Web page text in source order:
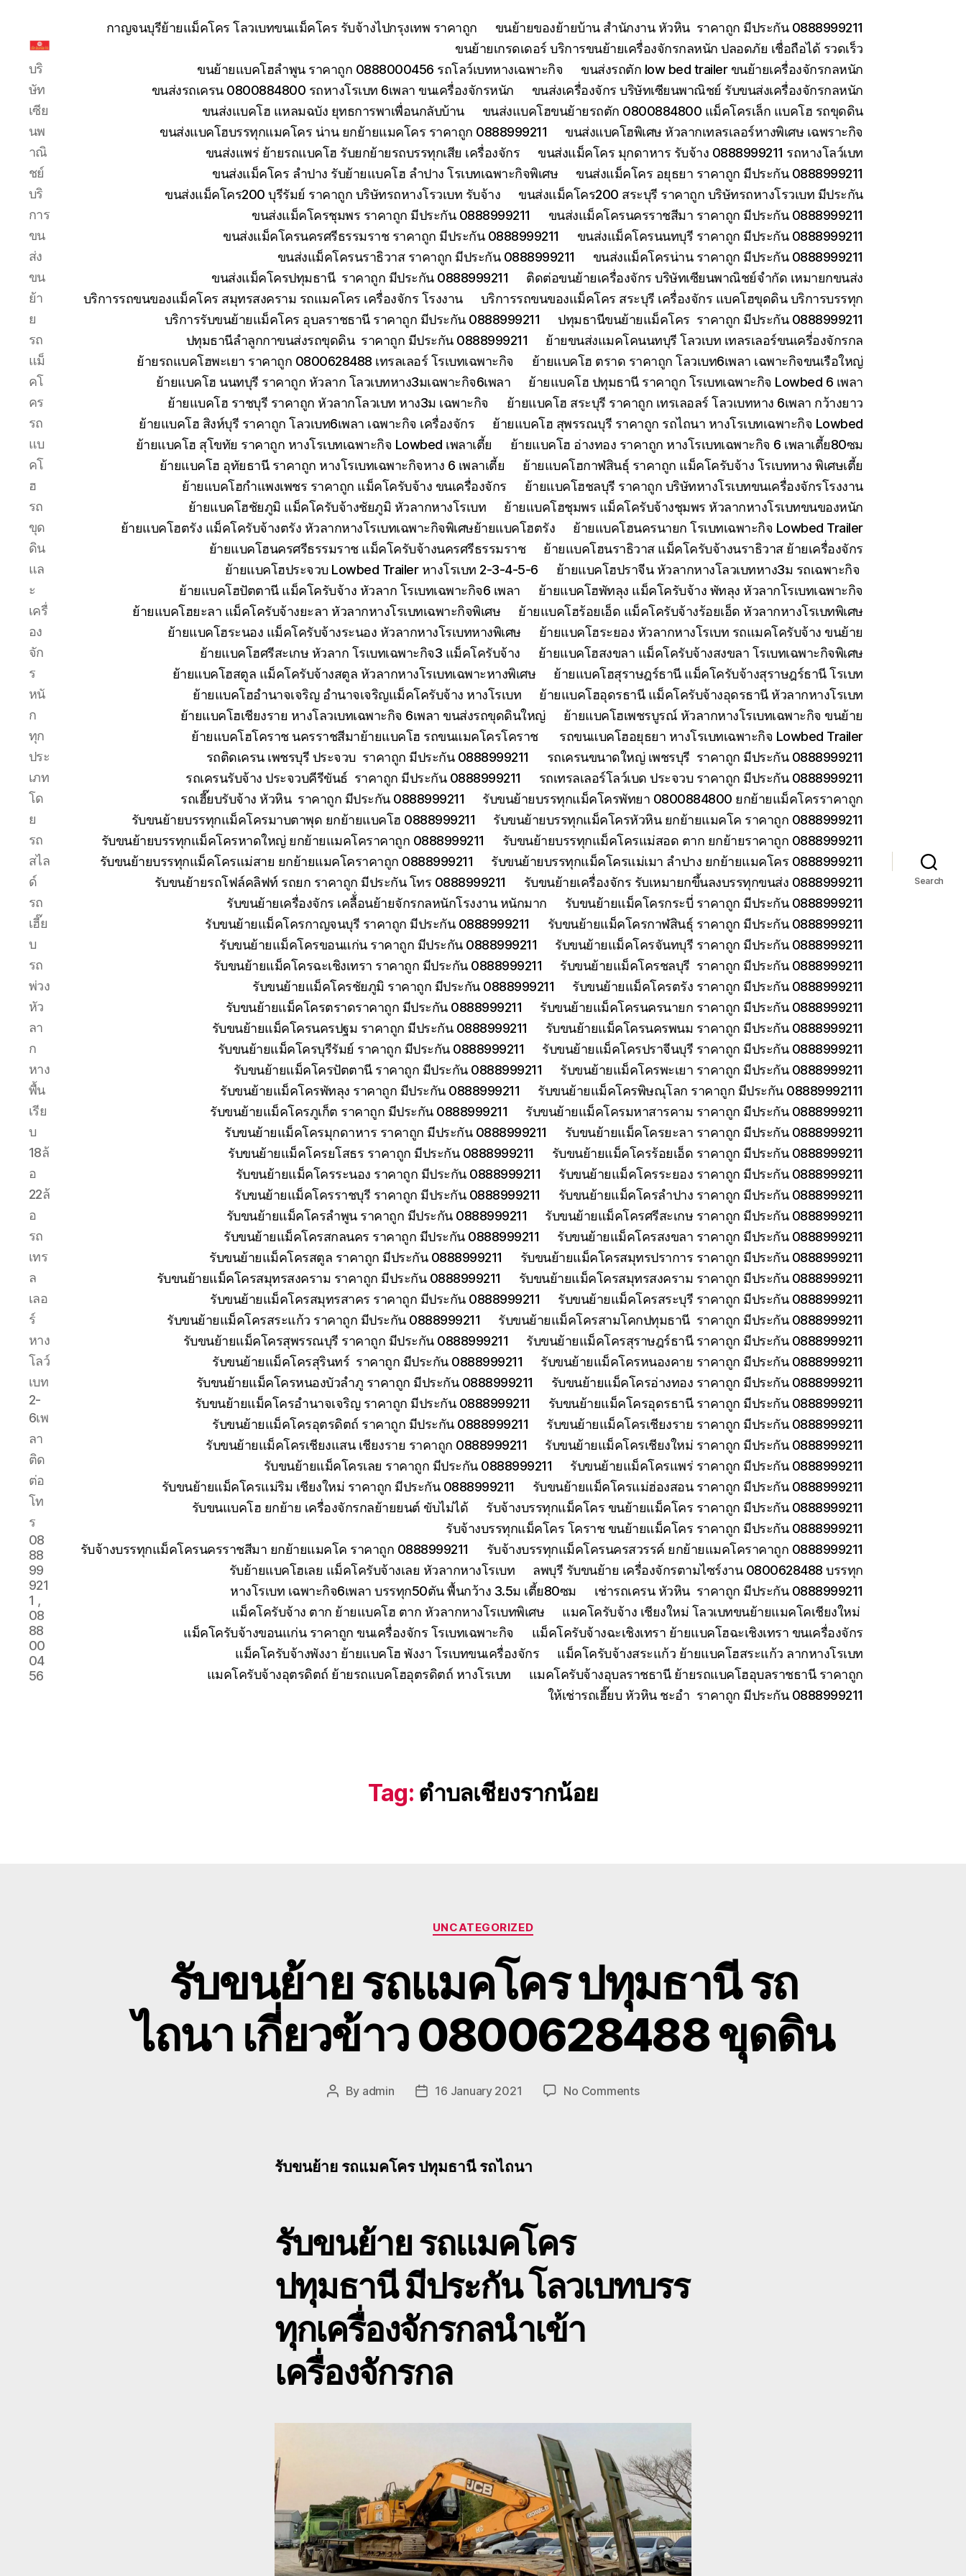
ขน
ย้าย
รถ
โฮ
ทั่ว
ประเทศ.com
บริ
ษัท
เซีย
นพ
าณิ
ชย์
บริ
การ
ขน
ส่ง
ขน
ย้า
ย
รถ
แม็
คโ
คร
รถ
แบ
คโ
ฮ
รถ
ขุด
ดิน
แล
ะ
เครื่
อง
จัก
ร
หนั
ก
ทุก
ประ
เภท
โด
ย
รถ
สไล
ด์
รถ
เฮี๊ย
บ
รถ
พ่วง
หัว
ลา
ก
หาง
พื้น
เรีย
บ
18ล้
อ
22ล้
อ
รถ
เทร
ล
เลอ
ร์
หาง
โลว์
เบท
2-
6เพ
ลา
ติด
ต่อ
โท
ร
08
88
99
921
1 ,
08
88
00
04
56
กาญจนบุรีย้ายแม็คโคร โลวเบทขนแม็คโคร รับจ้างไปกรุงเทพ ราคาถูก
ขนย้ายของย้ายบ้าน สำนักงาน หัวหิน ราคาถูก มีประกัน 0888999211
ขนย้ายเกรดเดอร์ บริการขนย้ายเครื่องจักรกลหนัก ปลอดภัย เชื่อถือได้ รวดเร็ว
ขนย้ายแบคโฮลำพูน ราคาถูก 0888000456 รถโลว์เบทหางเฉพาะกิจ
ขนส่งรถตัก low bed trailer ขนย้ายเครื่องจักรกลหนัก
ขนส่งรถเครน 0800884800 รถหางโรเบท 6เพลา ขนเครื่องจักรหนัก
ขนส่งเครื่องจักร บริษัทเซียนพาณิชย์ รับขนส่งเครื่องจักรกลหนัก
ขนส่งแบคโฮ แหลมฉบัง ยุทธการพาเพื่อนกลับบ้าน
ขนส่งแบคโฮขนย้ายรถตัก 0800884800 แม็คโครเล็ก แบคโฮ รถขุดดิน
ขนส่งแบคโฮบรรทุกแมคโคร น่าน ยกย้ายแมคโคร ราคาถูก 0888999211
ขนส่งแบคโฮพิเศษ หัวลากเทลรเลอร์หางพิเศษ เฉพราะกิจ
ขนส่งแพร่ ย้ายรถแบคโฮ รับยกย้ายรถบรรทุกเสีย เครื่องจักร
ขนส่งแม็คโคร มุกดาหาร รับจ้าง 0888999211 รถหางโลว์เบท
ขนส่งแม็คโคร ลำปาง รับย้ายแบคโฮ ลำปาง โรเบทเฉพาะกิจพิเศษ
ขนส่งแม็คโคร อยุธยา ราคาถูก มีประกัน 0888999211
ขนส่งแม็คโคร200 บุรีรัมย์ ราคาถูก บริษัทรถหางโรวเบท รับจ้าง
ขนส่งแม็คโคร200 สระบุรี ราคาถูก บริษัทรถหางโรวเบท มีประกัน
ขนส่งแม็คโครชุมพร ราคาถูก มีประกัน 0888999211
ขนส่งแม็คโครนครราชสีมา ราคาถูก มีประกัน 0888999211
ขนส่งแม็คโครนครศรีธรรมราช ราคาถูก มีประกัน 0888999211
ขนส่งแม็คโครนนทบุรี ราคาถูก มีประกัน 0888999211
ขนส่งแม็คโครนราธิวาส ราคาถูก มีประกัน 0888999211
ขนส่งแม็คโครน่าน ราคาถูก มีประกัน 0888999211
ขนส่งแม็คโครปทุมธานี ราคาถูก มีประกัน 0888999211
ติดต่อขนย้ายเครื่องจักร บริษัทเซียนพาณิชย์จำกัด เหมายกขนส่ง
บริการรถขนของแม็คโคร สมุทรสงคราม รถแมคโคร เครื่องจักร โรงงาน
บริการรถขนของแม็คโคร สระบุรี เครื่องจักร แบคโฮขุดดิน บริการบรรทุก
บริการรับขนย้ายแม็คโคร อุบลราชธานี ราคาถูก มีประกัน 0888999211
ปทุมธานีขนย้ายแม็คโคร ราคาถูก มีประกัน 0888999211
ปทุมธานีลำลูกกาขนส่งรถขุดดิน ราคาถูก มีประกัน 0888999211
ย้ายขนส่งแมคโคนนทบุรี โลวเบท เทลรเลอร์ขนเครี่องจักรกล
ย้ายรถแบคโฮพะเยา ราคาถูก 0800628488 เทรลเลอร์ โรเบทเฉพาะกิจ
ย้ายแบคโฮ ตราด ราคาถูก โลวเบท6เพลา เฉพาะกิจขนเรือใหญ่
ย้ายแบคโฮ นนทบุรี ราคาถูก หัวลาก โลวเบทหาง3มเฉพาะกิจ6เพลา
ย้ายแบคโฮ ปทุมธานี ราคาถูก โรเบทเฉพาะกิจ Lowbed 6 เพลา
ย้ายแบคโฮ ราชบุรี ราคาถูก หัวลากโลวเบท หาง3ม เฉพาะกิจ
ย้ายแบคโฮ สระบุรี ราคาถูก เทรเลอลร์ โลวเบทหาง 6เพลา กว้างยาว
ย้ายแบคโฮ สิงห์บุรี ราคาถูก โลวเบท6เพลา เฉพาะกิจ เครื่องจักร
ย้ายแบคโฮ สุพรรณบุรี ราคาถูก รถไถนา หางโรเบทเฉพาะกิจ Lowbed
ย้ายแบคโฮ สุโขทัย ราคาถูก หางโรเบทเฉพาะกิจ Lowbed เพลาเตี้ย
ย้ายแบคโฮ อ่างทอง ราคาถูก หางโรเบทเฉพาะกิจ 6 เพลาเตี้ย80ซม
ย้ายแบคโฮ อุทัยธานี ราคาถูก หางโรเบทเฉพาะกิจหาง 6 เพลาเตี้ย
ย้ายแบคโฮกาฬสินธุ์ ราคาถูก แม็คโครับจ้าง โรเบทหาง พิเศษเตี้ย
ย้ายแบคโฮกำแพงเพชร ราคาถูก แม็คโครับจ้าง ขนเครื่องจักร
ย้ายแบคโฮชลบุรี ราคาถูก บริษัทหางโรเบทขนเครื่องจักรโรงงาน
ย้ายแบคโฮชัยภูมิ แม็คโครับจ้างชัยภูมิ หัวลากหางโรเบท
ย้ายแบคโฮชุมพร แม็คโครับจ้างชุมพร หัวลากหางโรเบทขนของหนัก
ย้ายแบคโฮตรัง แม็คโครับจ้างตรัง หัวลากหางโรเบทเฉพาะกิจพิเศษย้ายแบคโฮตรัง
ย้ายแบคโฮนครนายก โรเบทเฉพาะกิจ Lowbed Trailer
ย้ายแบคโฮนครศรีธรรมราช แม็คโครับจ้างนครศรีธรรมราช
ย้ายแบคโฮนราธิวาส แม็คโครับจ้างนราธิวาส ย้ายเครื่องจักร
ย้ายแบคโฮประจวบ Lowbed Trailer หางโรเบท 2-3-4-5-6
ย้ายแบคโฮปราจีน หัวลากหางโลวเบทหาง3ม รถเฉพาะกิจ
ย้ายแบคโฮปัตตานี แม็คโครับจ้าง หัวลาก โรเบทเฉพาะกิจ6 เพลา
ย้ายแบคโฮพัทลุง แม็คโครับจ้าง พัทลุง หัวลากโรเบทเฉพาะกิจ
ย้ายแบคโฮยะลา แม็คโครับจ้างยะลา หัวลากหางโรเบทเฉพาะกิจพิเศษ
ย้ายแบคโฮร้อยเอ็ด แม็คโครับจ้างร้อยเอ็ด หัวลากหางโรเบทพิเศษ
ย้ายแบคโฮระนอง แม็คโครับจ้างระนอง หัวลากหางโรเบทหางพิเศษ
ย้ายแบคโฮระยอง หัวลากหางโรเบท รถแมคโครับจ้าง ขนย้าย
ย้ายแบคโฮศรีสะเกษ หัวลาก โรเบทเฉพาะกิจ3 แม็คโครับจ้าง
ย้ายแบคโฮสงขลา แม็คโครับจ้างสงขลา โรเบทเฉพาะกิจพิเศษ
ย้ายแบคโฮสตูล แม็คโครับจ้างสตูล หัวลากหางโรเบทเฉพาะหางพิเศษ
ย้ายแบคโฮสุราษฎร์ธานี แม็คโครับจ้างสุราษฎร์ธานี โรเบท
ย้ายแบคโฮอำนาจเจริญ อำนาจเจริญแม็คโครับจ้าง หางโรเบท
ย้ายแบคโฮอุดรธานี แม็คโครับจ้างอุดรธานี หัวลากหางโรเบท
ย้ายแบคโฮเชียงราย หางโลวเบทเฉพาะกิจ 6เพลา ขนส่งรถขุดดินใหญ่
ย้ายแบคโฮเพชรบูรณ์ หัวลากหางโรเบทเฉพาะกิจ ขนย้าย
ย้ายแบคโฮโคราช นครราชสีมาย้ายแบคโฮ รถขนแมคโครโคราช
รถขนแบคโฮอยุธยา หางโรเบทเฉพาะกิจ Lowbed Trailer
รถติดเครน เพชรบุรี ประจวบ ราคาถูก มีประกัน 0888999211
รถเครนขนาดใหญ่ เพชรบุรี ราคาถูก มีประกัน 0888999211
รถเครนรับจ้าง ประจวบคีรีขันธ์ ราคาถูก มีประกัน 0888999211
รถเทรลเลอร์โลว์เบด ประจวบ ราคาถูก มีประกัน 0888999211
รถเฮี๊ยบรับจ้าง หัวหิน ราคาถูก มีประกัน 0888999211
รับขนย้ายบรรทุกแม็คโครพัทยา 0800884800 ยกย้ายแม็คโครราคาถูก
รับขนย้ายบรรทุกแม็คโครมาบตาพุด ยกย้ายแบคโฮ 0888999211
รับขนย้ายบรรทุกแม็คโครหัวหิน ยกย้ายแมคโค ราคาถูก 0888999211
รับขนย้ายบรรทุกแม็คโครหาดใหญ่ ยกย้ายแมคโคราคาถูก 0888999211
รับขนย้ายบรรทุกแม็คโครแม่สอด ตาก ยกย้ายราคาถูก 0888999211
รับขนย้ายบรรทุกแม็คโครแม่สาย ยกย้ายแมคโคราคาถูก 0888999211
รับขนย้ายบรรทุกแม็คโครแม่เมา ลำปาง ยกย้ายแมคโคร 0888999211
รับขนย้ายรถโฟล์คลิฟท์ รถยก ราคาถูก มีประกัน โทร 0888999211
รับขนย้ายเครื่องจักร รับเหมายกขึ้นลงบรรทุกขนส่ง 0888999211
รับขนย้ายเครื่องจักร เคลื้่อนย้ายจักรกลหนักโรงงาน หนักมาก
รับขนย้ายแม็คโครกระบี่ ราคาถูก มีประกัน 0888999211
รับขนย้ายแม็คโครกาญจนบุรี ราคาถูก มีประกัน 0888999211
รับขนย้ายแม็คโครกาฬสินธุ์ ราคาถูก มีประกัน 0888999211
รับขนย้ายแม็คโครขอนแก่น ราคาถูก มีประกัน 0888999211
รับขนย้ายแม็คโครจันทบุรี ราคาถูก มีประกัน 0888999211
รับขนย้ายแม็คโครฉะเชิงเทรา ราคาถูก มีประกัน 0888999211
รับขนย้ายแม็คโครชลบุรี ราคาถูก มีประกัน 0888999211
รับขนย้ายแม็คโครชัยภูมิ ราคาถูก มีประกัน 0888999211
รับขนย้ายแม็คโครตรัง ราคาถูก มีประกัน 0888999211
รับขนย้ายแม็คโครตราดราคาถูก มีประกัน 0888999211
รับขนย้ายแม็คโครนครนายก ราคาถูก มีประกัน 0888999211
รับขนย้ายแม็คโครนครปฐม ราคาถูก มีประกัน 0888999211
รับขนย้ายแม็คโครนครพนม ราคาถูก มีประกัน 0888999211
รับขนย้ายแม็คโครบุรีรัมย์ ราคาถูก มีประกัน 0888999211
รับขนย้ายแม็คโครปราจีนบุรี ราคาถูก มีประกัน 0888999211
รับขนย้ายแม็คโครปัตตานี ราคาถูก มีประกัน 0888999211
รับขนย้ายแม็คโครพะเยา ราคาถูก มีประกัน 0888999211
รับขนย้ายแม็คโครพัทลุง ราคาถูก มีประกัน 0888999211
รับขนย้ายแม็คโครพิษณุโลก ราคาถูก มีประกัน 08889992111
รับขนย้ายแม็คโครภูเก็ต ราคาถูก มีประกัน 0888999211
รับขนย้ายแม็คโครมหาสารคาม ราคาถูก มีประกัน 0888999211
รับขนย้ายแม็คโครมุกดาหาร ราคาถูก มีประกัน 0888999211
รับขนย้ายแม็คโครยะลา ราคาถูก มีประกัน 0888999211
รับขนย้ายแม็คโครยโสธร ราคาถูก มีประกัน 0888999211
รับขนย้ายแม็คโครร้อยเอ็ด ราคาถูก มีประกัน 0888999211
รับขนย้ายแม็คโครระนอง ราคาถูก มีประกัน 0888999211
รับขนย้ายแม็คโครระยอง ราคาถูก มีประกัน 0888999211
รับขนย้ายแม็คโครราชบุรี ราคาถูก มีประกัน 0888999211
รับขนย้ายแม็คโครลำปาง ราคาถูก มีประกัน 0888999211
รับขนย้ายแม็คโครลำพูน ราคาถูก มีประกัน 0888999211
รับขนย้ายแม็คโครศรีสะเกษ ราคาถูก มีประกัน 0888999211
รับขนย้ายแม็คโครสกลนคร ราคาถูก มีประกัน 0888999211
รับขนย้ายแม็คโครสงขลา ราคาถูก มีประกัน 0888999211
รับขนย้ายแม็คโครสตูล ราคาถูก มีประกัน 0888999211
รับขนย้ายแม็คโครสมุทรปราการ ราคาถูก มีประกัน 0888999211
รับขนย้ายแม็คโครสมุทรสงคราม ราคาถูก มีประกัน 0888999211
รับขนย้ายแม็คโครสมุทรสงคราม ราคาถูก มีประกัน 0888999211
รับขนย้ายแม็คโครสมุทรสาคร ราคาถูก มีประกัน 0888999211
รับขนย้ายแม็คโครสระบุรี ราคาถูก มีประกัน 0888999211
รับขนย้ายแม็คโครสระแก้ว ราคาถูก มีประกัน 0888999211
รับขนย้ายแม็คโครสามโคกปทุมธานี ราคาถูก มีประกัน 0888999211
รับขนย้ายแม็คโครสุพรรณบุรี ราคาถูก มีประกัน 0888999211
รับขนย้ายแม็คโครสุราษฎร์ธานี ราคาถูก มีประกัน 0888999211
รับขนย้ายแม็คโครสุรินทร์ ราคาถูก มีประกัน 0888999211
รับขนย้ายแม็คโครหนองคาย ราคาถูก มีประกัน 0888999211
รับขนย้ายแม็คโครหนองบัวลำภู ราคาถูก มีประกัน 0888999211
รับขนย้ายแม็คโครอ่างทอง ราคาถูก มีประกัน 0888999211
รับขนย้ายแม็คโครอำนาจเจริญ ราคาถูก มีประกัน 0888999211
รับขนย้ายแม็คโครอุดรธานี ราคาถูก มีประกัน 0888999211
รับขนย้ายแม็คโครอุตรดิตถ์ ราคาถูก มีประกัน 0888999211
รับขนย้ายแม็คโครเชียงราย ราคาถูก มีประกัน 0888999211
รับขนย้ายแม็คโครเชียงแสน เชียงราย ราคาถูก 0888999211
รับขนย้ายแม็คโครเชียงใหม่ ราคาถูก มีประกัน 0888999211
รับขนย้ายแม็คโครเลย ราคาถูก มีประกัน 0888999211
รับขนย้ายแม็คโครแพร่ ราคาถูก มีประกัน 0888999211
รับขนย้ายแม็คโครแม่ริม เชียงใหม่ ราคาถูก มีประกัน 0888999211
รับขนย้ายแม็คโครแม่ฮ่องสอน ราคาถูก มีประกัน 0888999211
รับขนแบคโฮ ยกย้าย เครื่องจักรกลย้ายยนต์ ขับไม่ได้
รับจ้างบรรทุกแม็คโคร ขนย้ายแม็คโคร ราคาถูก มีประกัน 0888999211
รับจ้างบรรทุกแม็คโคร โคราช ขนย้ายแม็คโคร ราคาถูก มีประกัน 0888999211
รับจ้างบรรทุกแม็คโครนครราชสีมา ยกย้ายแมคโค ราคาถูก 0888999211
รับจ้างบรรทุกแม็คโครนครสวรรค์ ยกย้ายแมคโคราคาถูก 0888999211
รับย้ายแบคโฮเลย แม็คโครับจ้างเลย หัวลากหางโรเบท
ลพบุรี รับขนย้าย เครื่องจักรตามไซร์งาน 0800628488 บรรทุก
หางโรเบท เฉพาะกิจ6เพลา บรรทุก50ตัน พื้นกว้าง 3.5ม เตี้ย80ซม
เช่ารถเครน หัวหิน ราคาถูก มีประกัน 0888999211
แม็คโครับจ้าง ตาก ย้ายแบคโฮ ตาก หัวลากหางโรเบทพิเศษ
แมคโครับจ้าง เชียงใหม่ โลวเบทขนย้ายแมคโคเชียงใหม่
แม็คโครับจ้างขอนแก่น ราคาถูก ขนเครื่องจักร โรเบทเฉพาะกิจ
แม็คโครับจ้างฉะเชิงเทรา ย้ายแบคโฮฉะเชิงเทรา ขนเครื่องจักร
แม็คโครับจ้างพังงา ย้ายแบคโฮ พังงา โรเบทขนเครื่องจักร
แม็คโครับจ้างสระแก้ว ย้ายแบคโฮสระแก้ว ลากหางโรเบท
แมคโครับจ้างอุตรดิตถ์ ย้ายรถแบคโฮอุตรดิตถ์ หางโรเบท
แมคโครับจ้างอุบลราชธานี ย้ายรถแบคโฮอุบลราชธานี ราคาถูก
ให้เช่ารถเฮี๊ยบ หัวหิน ชะอำ ราคาถูก มีประกัน 0888999211
Search
Tag: ตำบลเชียงรากน้อย
Categories
UNCATEGORIZED
รับขนย้าย รถแมคโคร ปทุมธานี รถ
ไถนา เกี่ยวข้าว 0800628488 ขุดดิน
Post
By admin
Post16 January 2021 No Commentson
0800628488
ขุด
รับขนย้าย รถแมคโคร ปทุมธานี รถไถนา
รับขนย้าย รถแมคโคร
ปทุมธานี มีประกัน โลวเบทบรร
ทุกเครื่องจักรกลนำเข้า
เครื่องจักรกล